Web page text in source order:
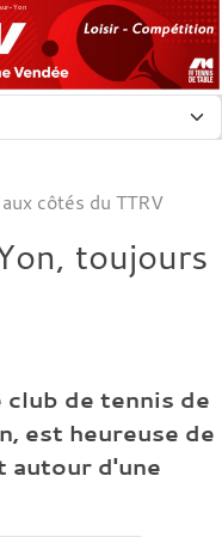
Yon
côtés du TTRV
toujours
club de tennis de
est heureuse de
autour d'une